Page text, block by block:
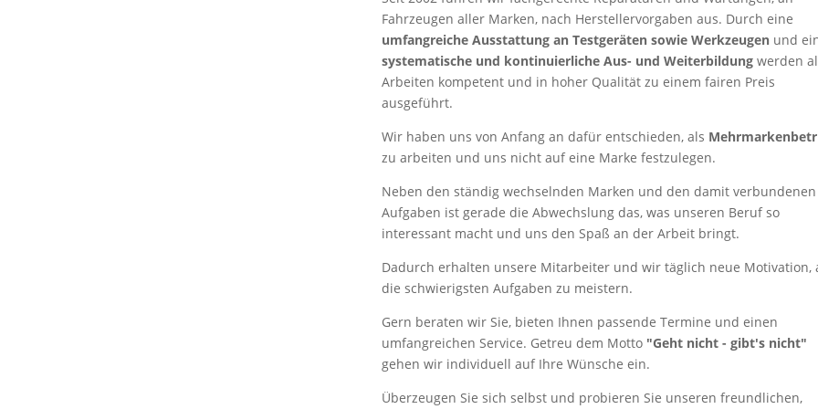
Fahrzeugen aller Marken, nach Herstellervorgaben aus. Durch eine
umfangreiche Ausstattung an Testgeräten sowie Werkzeugenund
systematische und kontinuierliche Aus- und Weiterbildungwerden
Arbeiten kompetent und in hoher Qualität zu einem fairen Preis
ausgeführt.
Wir haben uns von Anfang an dafür entschieden, als
zu arbeiten und uns nicht auf eine Marke festzulegen.
Neben den ständig wechselnden Marken und den damit verbundenen
Aufgaben ist gerade die Abwechslung das, was unseren Beruf so
interessant macht und uns den Spaß an der Arbeit bringt.
Dadurch erhalten unsere Mitarbeiter und wir täglich neue Motivation,
die schwierigsten Aufgaben zu meistern.
Gern beraten wir Sie, bieten Ihnen passende Termine und einen
umfangreichen Service. Getreu dem Motto "Geht nicht - gibt's nicht"
gehen wir individuell auf Ihre Wünsche ein.
Überzeugen Sie sich selbst und probieren Sie unseren freundlichen,